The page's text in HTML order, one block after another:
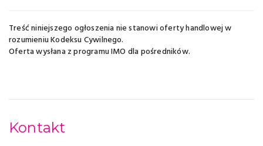
Treść niniejszego ogłoszenia nie stanowi oferty handlowej w
rozumieniu Kodeksu Cywilnego.
Oferta wysłana zprogramu IMO dla pośredników.
Kontakt